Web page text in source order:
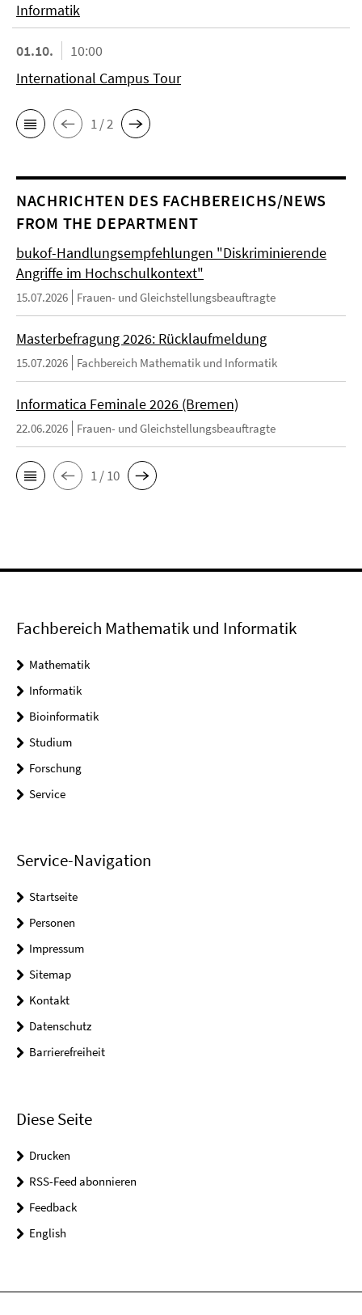
Informatik
01.10.
10:00
International Campus Tour
1 / 2
NACHRICHTEN DES FACHBEREICHS/NEWS
FROM THE DEPARTMENT
bukof-Handlungsempfehlungen "Diskriminierende
Angriffe im Hochschulkontext"
15.07.2026 Frauen- und Gleichstellungsbeauftragte
Masterbefragung 2026: Rücklaufmeldung
15.07.2026 Fachbereich Mathematik und Informatik
Informatica Feminale 2026 (Bremen)
22.06.2026 Frauen- und Gleichstellungsbeauftragte
1 / 10
Fachbereich Mathematik und Informatik
Mathematik
Informatik
Bioinformatik
Studium
Forschung
Service
Service-Navigation
Startseite
Personen
Impressum
Sitemap
Kontakt
Datenschutz
Barrierefreiheit
Diese Seite
Drucken
RSS-Feed abonnieren
Feedback
English